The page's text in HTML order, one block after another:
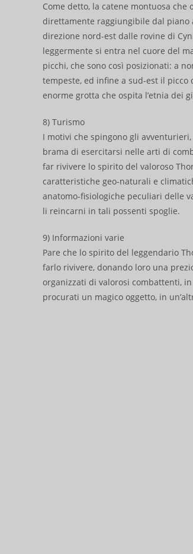
Come detto, la catene montuosa
direttamente raggiungibile dal piano
direzione nord-est dalle rovine di
leggermente si entra nel cuore del
picchi, che sono così posizionati: a
tempeste, ed infine a sud-est il picco
enorme grotta che ospita l’etnia dei
8) Turismo
I motivi che spingono gli
brama di esercitarsi nelle arti di
far rivivere lo spirito del valoroso
caratteristiche geo-naturali e
anatomo-fisiologiche peculiari delle
li reincarni in tali possenti spoglie.
9) Informazioni varie
Pare che lo spirito del leggendario
farlo rivivere, donando loro una
organizzati di valorosi combattenti,
procurati un magico oggetto, in